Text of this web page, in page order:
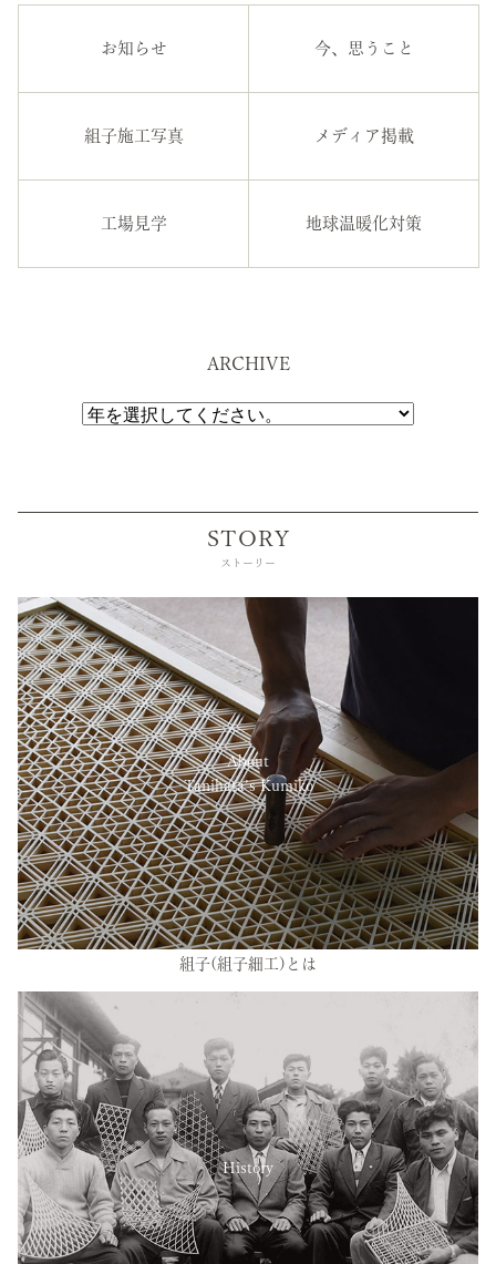
お知らせ 今、思うこと
組子施工写真 メディア掲載
工場見学 地球温暖化対策
ARCHIVE
STORY
ストーリー
About
Tanihata’s Kumiko
組子(組子細工)とは
History